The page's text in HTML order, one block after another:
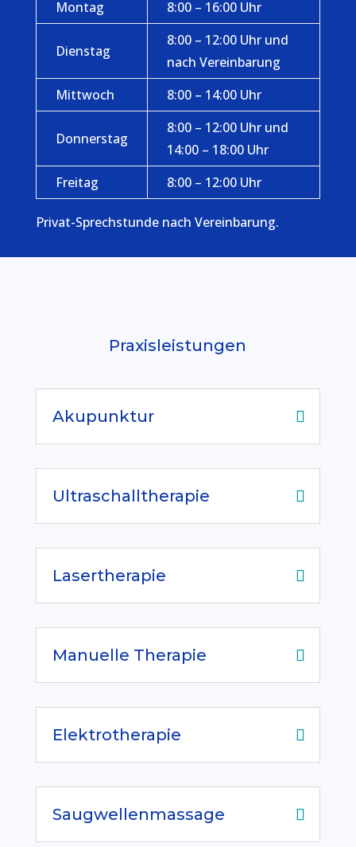
Montag 8:00 – 16:00 Uhr
Dienstag
8:00 – 12:00 Uhr und
nach Vereinbarung
Mittwoch
8:00 – 14:00 Uhr
Donnerstag
8:00 – 12:00 Uhr und
14:00 – 18:00 Uhr
Freitag
8:00 – 12:00 Uhr
Privat-Sprechstunde nach Vereinbarung.
Praxisleistungen
Akupunktur
Ultraschalltherapie
Lasertherapie
Manuelle Therapie
Elektrotherapie
Saugwellenmassage